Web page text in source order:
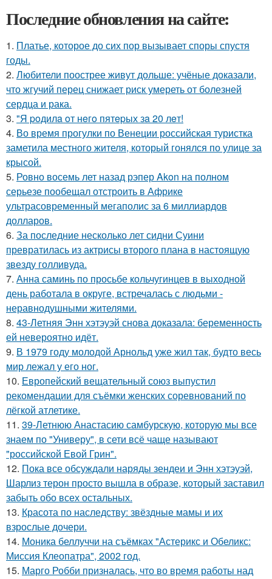
Последние обновления на сайте:
1. Платье, которое до сих пор вызывает споры спустя
годы.
2. Любители поострее живут дольше: учёные доказали,
что жгучий перец снижает риск умереть от болезней
сердца и рака.
3. "Я poдилa oт нeгo пятepых зa 20 лeт!
4. Во время прогулки по Венеции российская туристка
заметила местного жителя, который гонялся по улице за
крысой.
5. Ровно восемь лет назад рэпер Akon на полном
серьезе пообещал отстроить в Африке
ультрасовременный мегаполис за 6 миллиардов
долларов.
6. За последние несколько лет сидни Суини
превратилась из актрисы второго плана в настоящую
звезду голливуда.
7. Анна саминь по просьбе кольчугинцев в выходной
день работала в округе, встречалась с людьми -
неравнодушными жителями.
8. 43-Летняя Энн хэтэуэй снова доказала: беременность
ей невероятно идёт.
9. В 1979 году молодой Арнольд уже жил так, будто весь
мир лежал у его ног.
10. Европейский вещательный союз выпустил
рекомендации для съёмки женских соревнований по
лёгкой атлетике.
11. 39-Летнюю Анастасию самбурскую, которую мы все
знаем по "Универу", в сети всё чаще называют
"российской Евой Грин".
12. Пока все обсуждали наряды зендеи и Энн хэтэуэй,
Шарлиз терон просто вышла в образе, который заставил
забыть обо всех остальных.
13. Красота по наследству: звёздные мамы и их
взрослые дочери.
14. Моника беллуччи на съёмках "Астерикс и Обеликс:
Миссия Клеопатра", 2002 год.
15. Марго Робби призналась, что во время работы над